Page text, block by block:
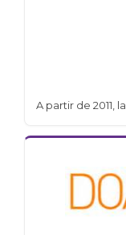
A partir de 2011,